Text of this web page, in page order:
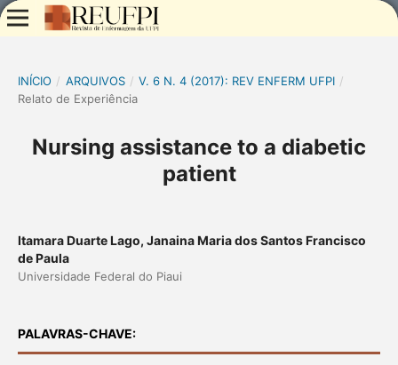
INÍCIO / ARQUIVOS / V. 6 N. 4 (2017): REV ENFERM UFPI /
Relato de Experiência
Nursing assistance to a diabetic
patient
Itamara Duarte Lago, Janaina Maria dos Santos Francisco
de Paula
Universidade Federal do Piaui
PALAVRAS-CHAVE: